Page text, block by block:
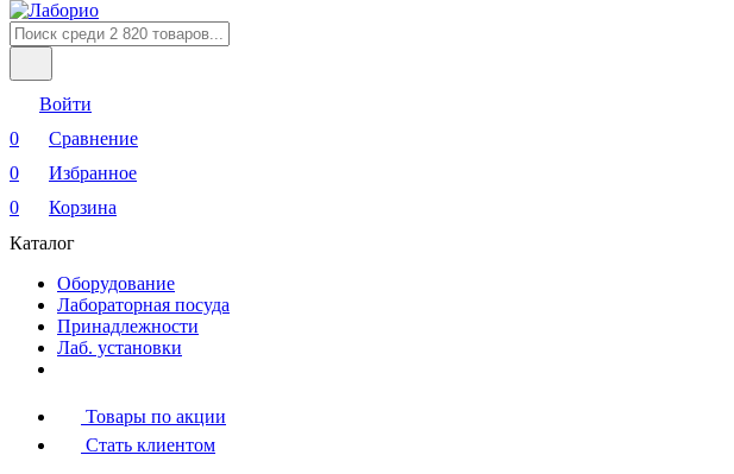
Войти
0
Сравнение
0
Избранное
0
Корзина
Каталог
Оборудование
Лабораторная посуда
Принадлежности
Лаб. установки
Товары по акции
Стать клиентом